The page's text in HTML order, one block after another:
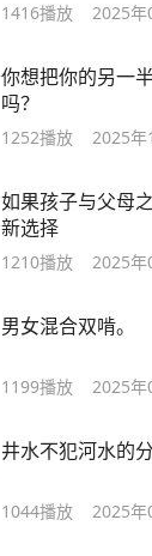
1416播放 2025年
你想把你的另一
吗？
1252播放 2025年
如果孩子与父母
新选择
1210播放 2025年
男女混合双啃。
1199播放 2025年
井水不犯河水的
1044播放 2025年